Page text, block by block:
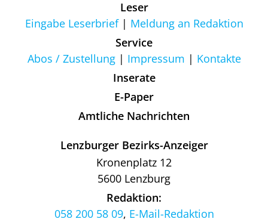
Leser
Eingabe Leserbrief
Meldung an Redaktion
Service
Abos / Zustellung
Impressum
Kontakte
Inserate
E-Paper
Amtliche Nachrichten
Lenzburger Bezirks-Anzeiger
Kronenplatz 12
5600 Lenzburg
Redaktion:
058 200 58 09, E-Mail-Redaktion